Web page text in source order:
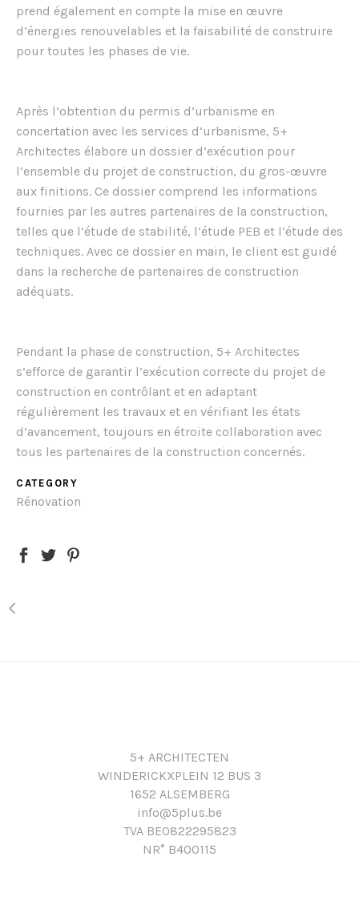
prend également en compte la mise en œuvre
d’énergies renouvelables et la faisabilité de construire
pour toutes les phases de vie.
Après l’obtention du permis d’urbanisme en
concertation avec les services d’urbanisme, 5+
Architectes élabore un dossier d’exécution pour
l’ensemble du projet de construction, du gros-œuvre
aux finitions. Ce dossier comprend les informations
fournies par les autres partenaires de la construction,
telles que l’étude de stabilité, l’étude PEB et l’étude des
techniques. Avec ce dossier en main, le client est guidé
dans la recherche de partenaires de construction
adéquats.
Pendant la phase de construction, 5+ Architectes
s’efforce de garantir l’exécution correcte du projet de
construction en contrôlant et en adaptant
régulièrement les travaux et en vérifiant les états
d’avancement, toujours en étroite collaboration avec
tous les partenaires de la construction concernés.
CATEGORY
Rénovation
5+ ARCHITECTEN
WINDERICKXPLEIN 12 BUS 3
1652 ALSEMBERG
info@5plus.be
TVA BE0822295823
NR° B400115